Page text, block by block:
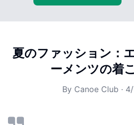
夏のファッション：
ーメンツの着
By Canoe Club ·